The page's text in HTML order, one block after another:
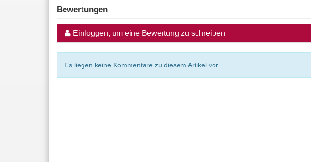
Bewertungen
Einloggen, um eine Bewertung zu schreiben
Es liegen keine Kommentare zu diesem Artikel vor.